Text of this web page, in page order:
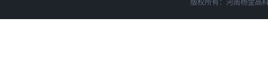
版权所有：河南杨金高